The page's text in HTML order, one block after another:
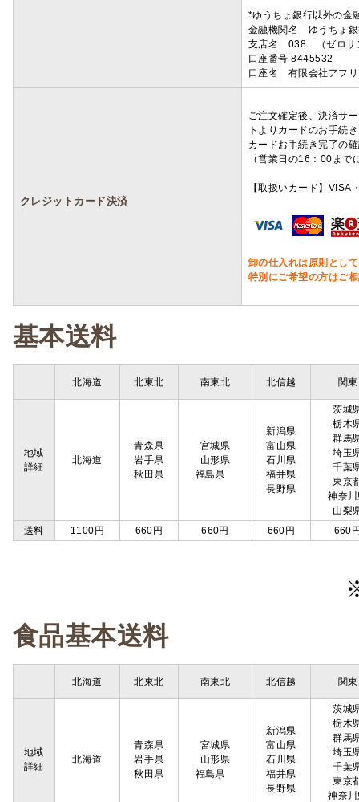
*ゆうちょ銀行以外の金
金融機関名 ゆうちょ
支店名 038 （ゼロサ
口座番号 8445532
口座名 有限会社アフ
クレジットカード決済
ご注文確定後、決済サ
トよりカードのお手続
カードお手続き完了の
（営業日の16：00ま
【取扱いカード】
卸の仕入れは原則とし
特別にご希望の方はご
基本送料
北海道 北東北 南東北 北信越 関東
地域
詳細
北海道
青森県
岩手県
秋田県
宮城県
山形県
福島県
新潟県
富山県
石川県
福井県
長野県
茨城
栃木
群馬
埼玉
千葉
東京
神奈
山梨
送料
1100円 660円 660円 660円 660
食品基本送料
北海道 北東北 南東北 北信越 関東
地域
詳細
北海道
青森県
岩手県
秋田県
宮城県
山形県
福島県
新潟県
富山県
石川県
福井県
長野県
茨城
栃木
群馬
埼玉
千葉
東京
神奈